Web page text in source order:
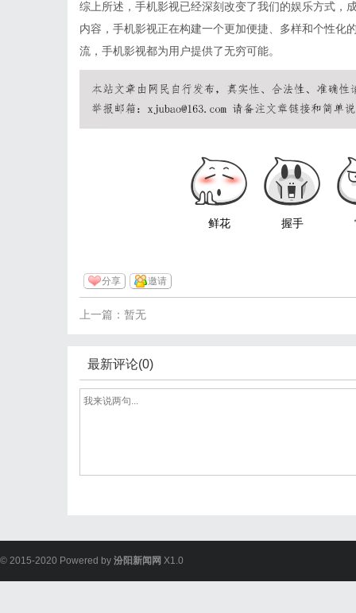
综上所述，手机影视已经深刻改变了我们的娱乐方式，
内容，手机影视正在构建一个更加便捷、多样和个性化
流，手机影视都为用户提供了无穷可能。
鲜花 握手
分享 邀请
上一篇：暂无
最新评论(0)
© 2015-2020 Powered by 汾阳新闻网 X1.0